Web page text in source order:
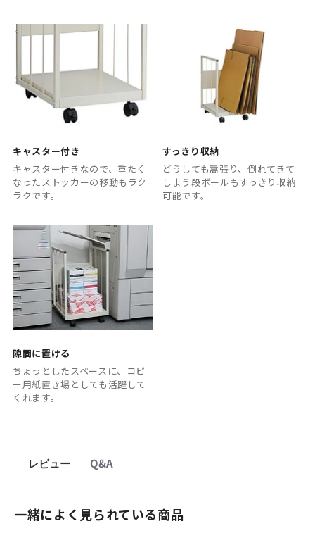
キャスター付き
キャスター付きなので、重たく
なったストッカーの移動もラク
ラクです。
すっきり収納
どうしても嵩張り、倒れてきて
しまう段ボールもすっきり収納
可能です。
隙間に置ける
ちょっとしたスペースに、コピ
ー用紙置き場としても活躍して
くれます。
レビュー Q&A
一緒によく見られている商品